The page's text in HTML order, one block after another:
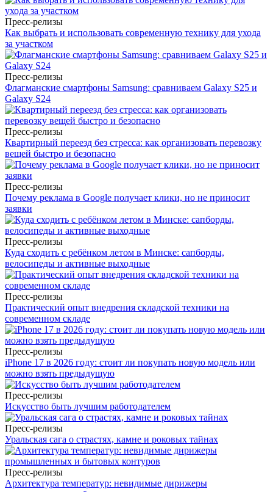
Пресс-релизы
Как выбрать и использовать современную технику для ухода
за участком
Пресс-релизы
Флагманские смартфоны Samsung: сравниваем Galaxy S25 и
Galaxy S24
Пресс-релизы
Квартирный переезд без стресса: как организовать перевозку
вещей быстро и безопасно
Пресс-релизы
Почему реклама в Google получает клики, но не приносит
заявки
Пресс-релизы
Куда сходить с ребёнком летом в Минске: сапборды,
велосипеды и активные выходные
Пресс-релизы
Практический опыт внедрения складской техники на
современном складе
Пресс-релизы
iPhone 17 в 2026 году: стоит ли покупать новую модель или
можно взять предыдущую
Пресс-релизы
Искусство быть лучшим работодателем
Пресс-релизы
Уральская сага о страстях, камне и роковых тайнах
Пресс-релизы
Архитектура температур: невидимые дирижеры